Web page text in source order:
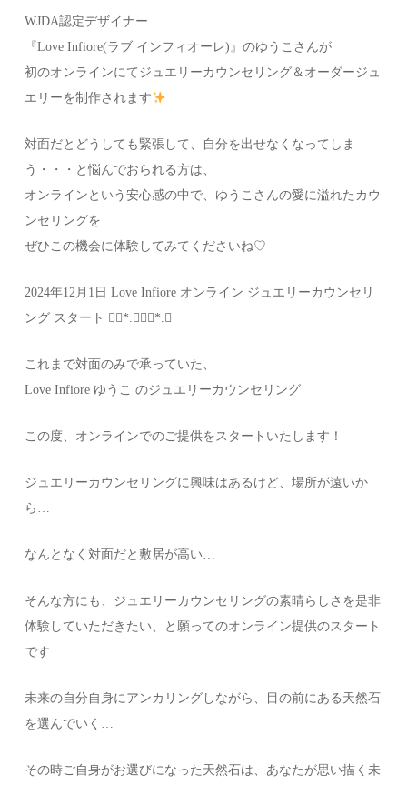
WJDA認定デザイナー
『Love Infiore(ラブ インフィオーレ)』のゆうこさんが
初のオンラインにてジュエリーカウンセリング＆オーダージュ
エリーを制作されます
対面だとどうしても緊張して、自分を出せなくなってしま
う・・・と悩んでおられる方は、
オンラインという安心感の中で、ゆうこさんの愛に溢れたカウ
ンセリングを
ぜひこの機会に体験してみてくださいね♡
2024年12月1日 Love Infiore オンライン ジュエリーカウンセリ
ング スタート ❁⃘*.ﾟ❁⃘*.ﾟ
これまで対面のみで承っていた、
Love Infiore ゆうこ のジュエリーカウンセリング
この度、オンラインでのご提供をスタートいたします！
ジュエリーカウンセリングに興味はあるけど、場所が遠いか
ら…
なんとなく対面だと敷居が高い…
そんな方にも、ジュエリーカウンセリングの素晴らしさを是非
体験していただきたい、と願ってのオンライン提供のスタート
です
未来の自分自身にアンカリングしながら、目の前にある天然石
を選んでいく…
その時ご自身がお選びになった天然石は、あなたが思い描く未